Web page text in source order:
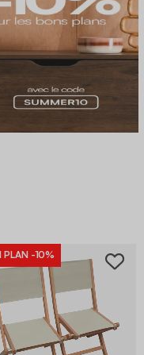
PLAN -10%